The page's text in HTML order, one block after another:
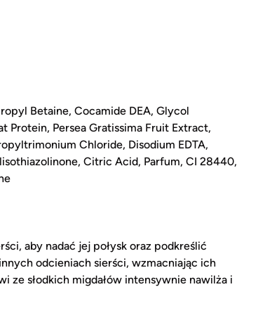
Betaine, Cocamide DEA, Glycol
Protein, Persea Gratissima Fruit Extract,
Chloride, Disodium EDTA,
Citric Acid, Parfum, CI 28440,
aby nadać jej połysk oraz podkreślić
odcieniach sierści, wzmacniając ich
ze słodkich migdałów intensywnie nawilża i